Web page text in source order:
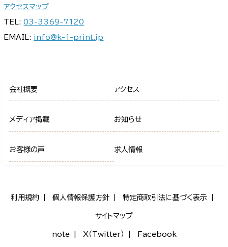
アクセスマップ
TEL:03-3369-7120
EMAIL: info@k-1-print.jp
会社概要 アクセス
メディア掲載 お知らせ
お客様の声 求人情報
利用規約 個人情報保護方針 特定商取引法に基づく表示
サイトマップ
note X（Twitter） Facebook